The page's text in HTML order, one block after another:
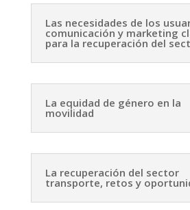
Las necesidades de los
comunicación y marketing
para la recuperación del
La equidad de género en la
movilidad
La recuperación del sector
transporte, retos y